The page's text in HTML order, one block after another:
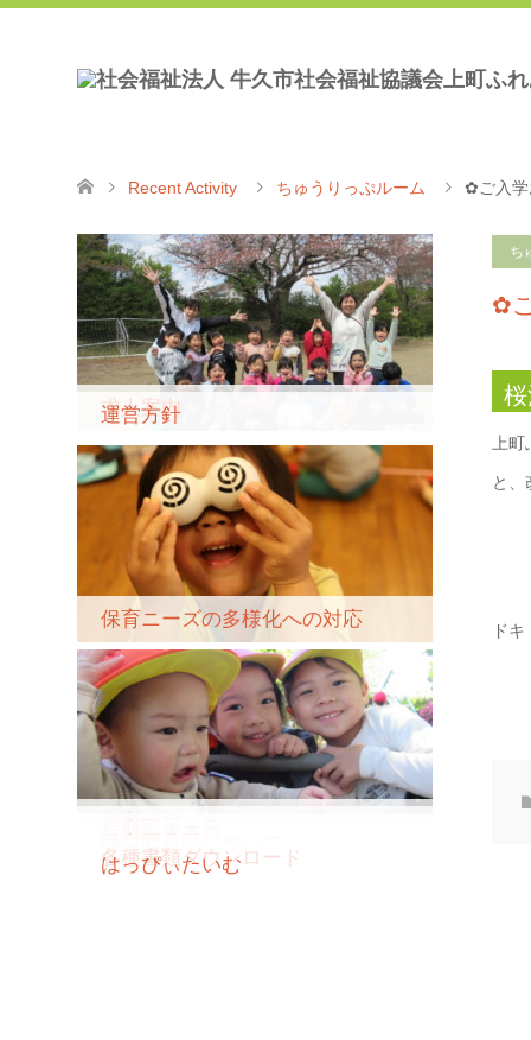
Recent Activity ちゅうりっぷルーム ✿ご入学
ち
✿
上
と、
ド
求人案内
運営方針
保育ニーズの多様化への対応
保育目標
保育園の一日
年間行事予定
保育園見学について
アクセス
各種書類ダウンロード
はっぴぃたいむ